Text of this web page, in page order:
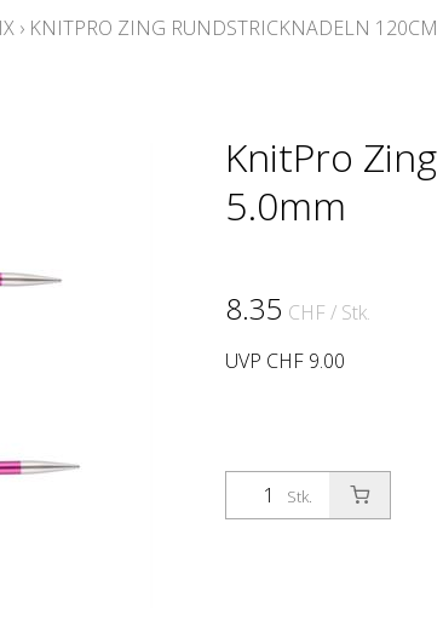
› KNITPRO ZING RUNDSTRICKNADELN
KnitPro
5.0mm
8.35 CHF / Stk.
UVP CHF 9.00
Stk.